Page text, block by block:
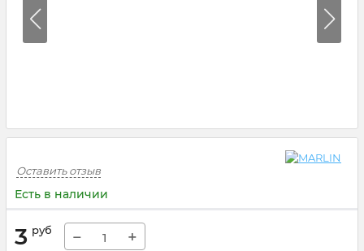
Оставить отзыв
Есть в наличии
3 руб − +